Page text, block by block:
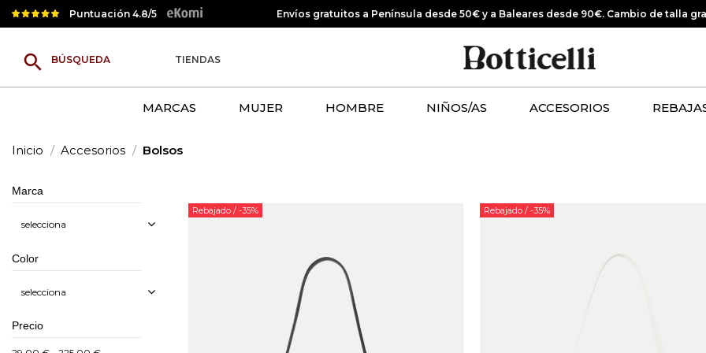
Puntuación 4.8/5 Envíos gratuitos a Península desde 50€ y a Baleares desde 90€. Cambio de talla
search TIENDAS
MARCAS MUJER HOMBRE NIÑOS/AS ACCESORIOS
Inicio Accesorios Bolsos
Rebajado / -35% Rebajado / -35%
Marca
selecciona
Color
selecciona
Precio